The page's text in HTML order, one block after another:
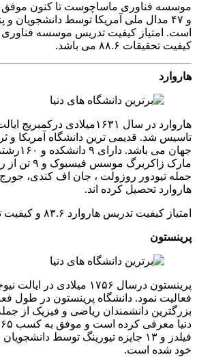
و ۴۷ مدال ملی آمریکا توسط
کیفیت تحقیقات ۸۸.۶ می باشد.
هاروارد
هاروارد در سال ۱۶۳۱میلادی
تاسیس شد. قدیمی ترین دانشگاه آمریکا و
جهان می
مارک
جمله تیودور روزولت ، جان اف کندی، جورج
هاروارد تحصیل کرده اند.
امتیاز کیفیت تدریس هاروارد ۸۳.۶ و کیفیت تحقیقات ۹۹ می باشد.
پرینستون
پرینستون درسال ۱۷۵۶
فعالیت نمود. دانشگاه پرینستون در طول
بزرگترین دانشمندان ریاضی و فیزیک از
فیلدز و ۱۳ جایزه تیورینگ توسط
خود شده است.